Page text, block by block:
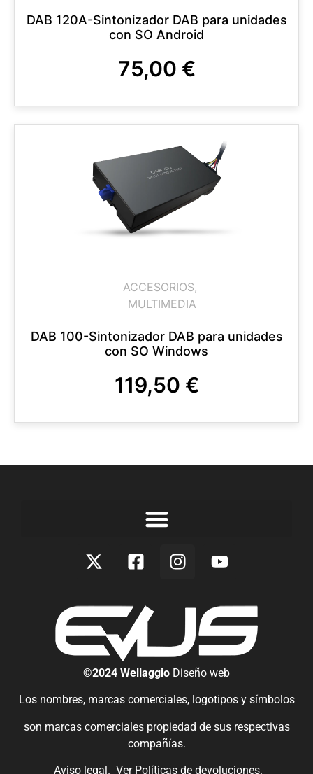
DAB 120A-Sintonizador DAB para unidades
con SO Android
75,00 €
ACCESORIOS,
MULTIMEDIA
DAB 100-Sintonizador DAB para unidades
con SO Windows
119,50 €
©2024 Wellaggio Diseño web
Los nombres, marcas comerciales, logotipos y símbolos
son marcas comerciales propiedad de sus respectivas
compañías.
Aviso legal. Ver Políticas de devoluciones.